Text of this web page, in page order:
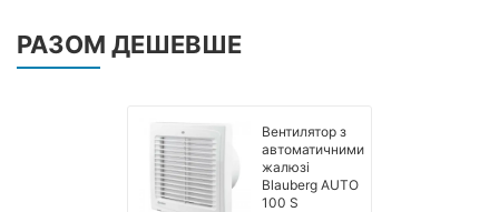
РАЗОМ ДЕШЕВШЕ
Вентилятор з
автоматичними
жалюзі
Blauberg AUTO
100 S